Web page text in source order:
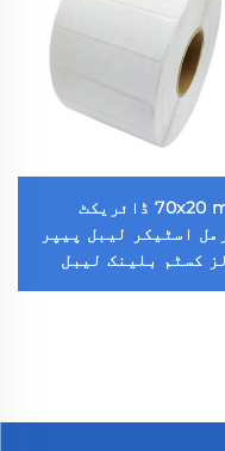
70x20 mm ڈائریکٹ
اسٹیکر لیبل پیپر
کسٹم بلینک لیبل
70x20 1800 پیسز تھرمل